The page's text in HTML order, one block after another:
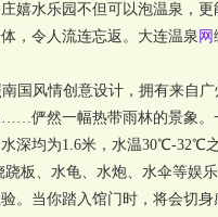
嬉水乐园不但可以泡温泉，更
，令人流连忘返。 大连温泉 网
国风情创意设计，拥有来自
俨然一幅热带雨林的景象。
深均为1.6米，水温30℃-32℃
板、水龟、水炮、水伞等娱
。当你踏入馆门时，将会切